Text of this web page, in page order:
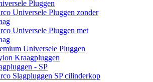
Pluggen
Universele Pluggen zonder
Universele Pluggen met
Universele Pluggen
Kraagpluggen
- SP
Slagpluggen SP cilinderkop